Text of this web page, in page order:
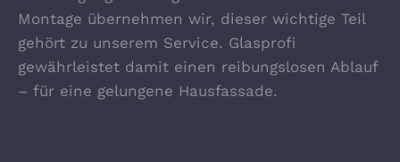
Montage übernehmen wir, dieser wichtige Teil
gehört zu unserem Service. Glasprofi
gewährleistet damit einen reibungslosen Ablauf
– für eine gelungene Hausfassade.